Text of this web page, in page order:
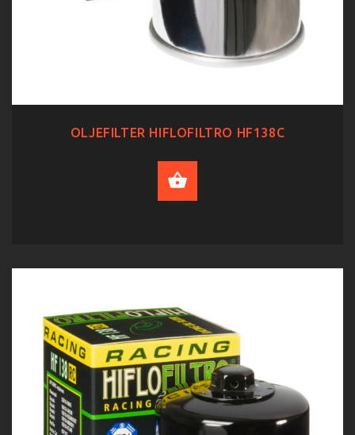
OLJEFILTER HIFLOFILTRO HF138C